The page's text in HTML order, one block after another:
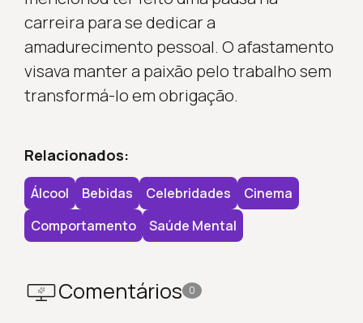
carreira para se dedicar a
amadurecimento pessoal. O afastamento
visava manter a paixão pelo trabalho sem
transformá-lo em obrigação.
Relacionados:
Álcool Bebidas Celebridades
Cinema
Comportamento
Saúde Mental
Comentários 0